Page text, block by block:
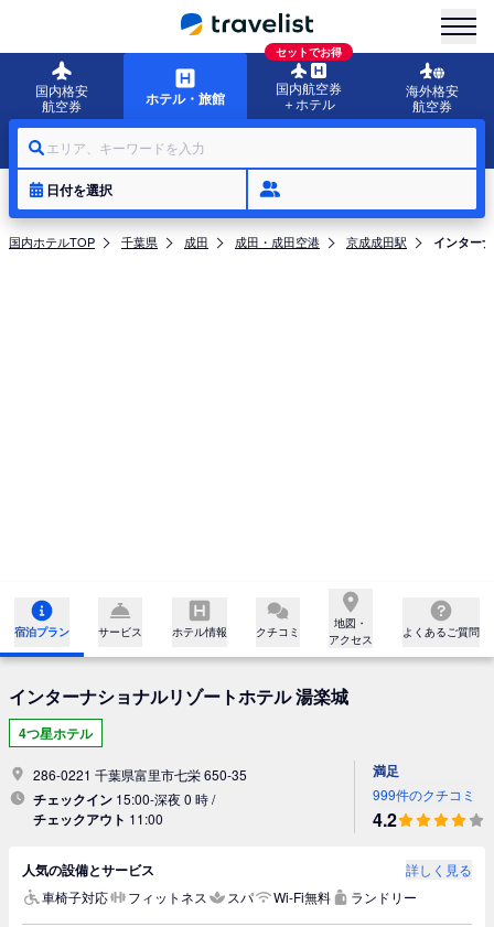
国内格安
航空券
ホテル・旅館
セットでお得
国内航空券
＋ホテル
海外格安
航空券
エリア、キーワードを入力
日付を選択
国内ホテルTOP 千葉県 成田 成田・成田空港 京成成田駅 インター
宿泊プラン サービス ホテル情報 クチコミ
地図・
アクセス
よくあるご質問
インターナショナルリゾートホテル 湯楽城
4つ星ホテル
286-0221 千葉県富里市七栄 650-35
チェックイン 15:00-深夜 0 時 /
チェックアウト 11:00
満足
999件のクチコミ
4.2
人気の設備とサービス
詳しく見る
車椅子対応
フィットネス スパ Wi-Fi無料 ランドリー